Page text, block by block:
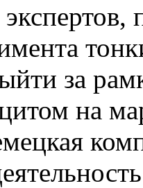
за
на